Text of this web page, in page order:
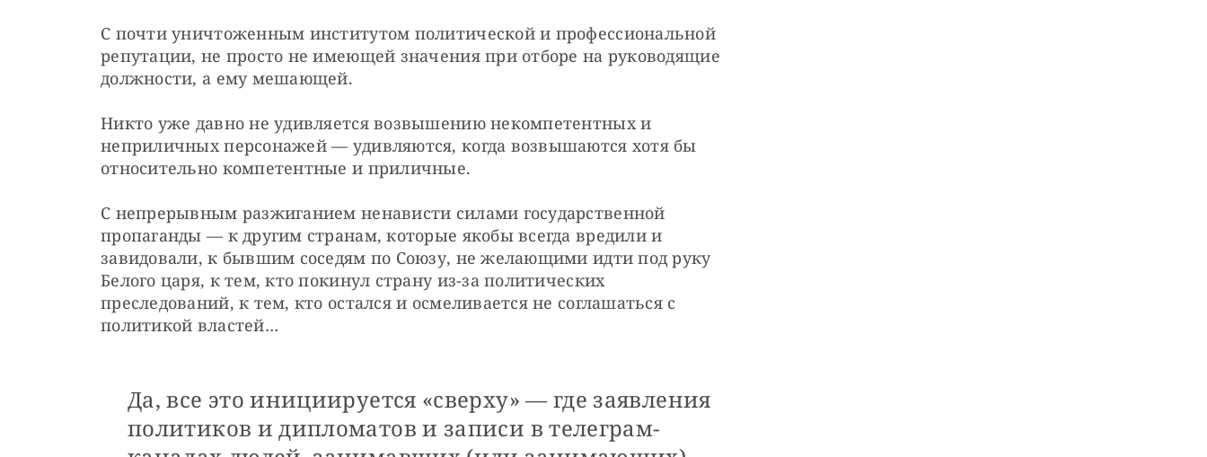
С почти уничтоженным институтом политической и профессиональной
репутации, не просто не имеющей значения при отборе на руководящие
должности, а ему мешающей.
Никто уже давно не удивляется возвышению некомпетентных и
неприличных персонажей — удивляются, когда возвышаются хотя бы
относительно компетентные и приличные.
С непрерывным разжиганием ненависти силами государственной
пропаганды — к другим странам, которые якобы всегда вредили и
завидовали, к бывшим соседям по Союзу, не желающими идти под руку
Белого царя, к тем, кто покинул страну из-за политических
преследований, к тем, кто остался и осмеливается не соглашаться с
политикой властей…
Да, все это инициируется «сверху» — где заявления
политиков и дипломатов и записи в телеграм-